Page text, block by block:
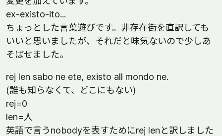
ex-existo-ito...
ちょっとした言葉遊びです。非存在街を直訳しても
いいと思いましたが、それだと味気ないので少しあ
そばせました。
rej len sabo ne ete, existo all mondo ne.
(誰も知らなくて、どこにもない)
rej=0
len=人
英語で言うnobodyを表すためにrej lenと訳しました